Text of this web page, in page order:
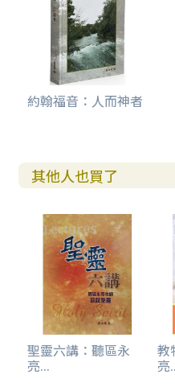
約翰福音：人而神者
其他人也買了
聖靈六講：聽區永
亮...
教
亮